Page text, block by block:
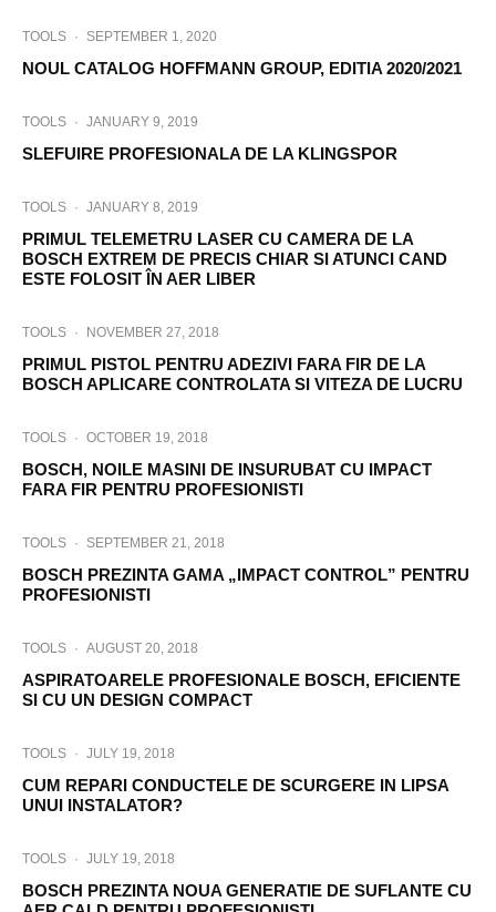
TOOLS · SEPTEMBER 1, 2020
NOUL CATALOG HOFFMANN GROUP, EDITIA 2020/2021
TOOLS · JANUARY 9, 2019
SLEFUIRE PROFESIONALA DE LA KLINGSPOR
TOOLS · JANUARY 8, 2019
PRIMUL TELEMETRU LASER CU CAMERA DE LA
BOSCH EXTREM DE PRECIS CHIAR SI ATUNCI CAND
ESTE FOLOSIT ÎN AER LIBER
TOOLS · NOVEMBER 27, 2018
PRIMUL PISTOL PENTRU ADEZIVI FARA FIR DE LA
BOSCH APLICARE CONTROLATA SI VITEZA DE LUCRU
TOOLS · OCTOBER 19, 2018
BOSCH, NOILE MASINI DE INSURUBAT CU IMPACT
FARA FIR PENTRU PROFESIONISTI
TOOLS · SEPTEMBER 21, 2018
BOSCH PREZINTA GAMA „IMPACT CONTROL” PENTRU
PROFESIONISTI
TOOLS · AUGUST 20, 2018
ASPIRATOARELE PROFESIONALE BOSCH, EFICIENTE
SI CU UN DESIGN COMPACT
TOOLS · JULY 19, 2018
CUM REPARI CONDUCTELE DE SCURGERE IN LIPSA
UNUI INSTALATOR?
TOOLS · JULY 19, 2018
BOSCH PREZINTA NOUA GENERATIE DE SUFLANTE CU